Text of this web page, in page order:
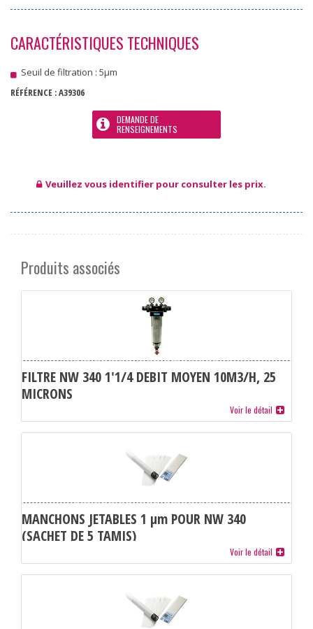
CARACTÉRISTIQUES TECHNIQUES
Seuil de filtration : 5µm
RÉFÉRENCE :A39306
DEMANDE DE
RENSEIGNEMENTS
Veuillez vous identifier pour consulter les prix.
Produits associés
FILTRE NW 340 1'1/4 DEBIT MOYEN 10M3/H, 25
MICRONS
Voir le détail
MANCHONS JETABLES 1 µm POUR NW 340
(SACHET DE 5 TAMIS)
Voir le détail